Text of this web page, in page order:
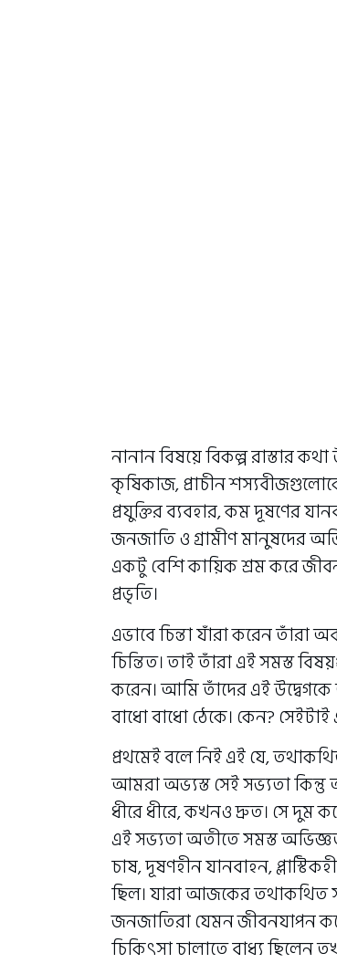
নানান বিষয়ে বিকল্প রাস্তার
কৃষিকাজ, প্রাচীন
প্রযুক্তির ব্যবহার, কম দূষণের
জনজাতি ও গ্রামীণ মানুষদের
একটু বেশি কায়িক শ্রম করে
প্রভৃতি।
এভাবে চিন্তা যাঁরা করেন
চিন্তিত। তাই তাঁরা এই সমস্ত
করেন। আমি তাঁদের এই উদ্বেগকে
বাধো বাধো ঠেকে। কেন?
প্রথমেই বলে নিই এই যে,
আমরা অভ্যস্ত সেই সভ্যতা কিন্তু
ধীরে ধীরে, কখনও দ্রুত। সে দুম
এই সভ্যতা অতীতে সমস্ত
চাষ, দূষণহীন যানবাহন,
ছিল। যারা আজকের তথাকথিত
জনজাতিরা যেমন জীবনযাপন
চিকিৎসা চালাতে বাধ্য ছিলেন